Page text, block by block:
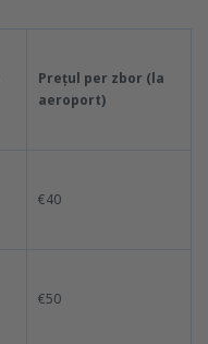
Prețul per zbor (la
aeroport)
€40
€50